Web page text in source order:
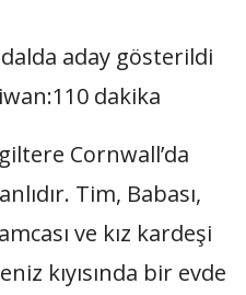
aday gösterildi
dakika
Cornwall’da
Tim, Babası,
ve kız kardeşi
kıyısında bir evde